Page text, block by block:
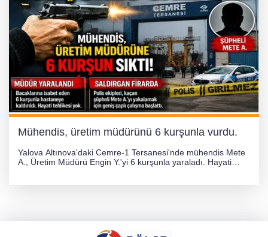
Mühendis, üretim müdürünü 6 kurşunla vurdu.
Yalova Altınova'daki Cemre-1 Tersanesi'nde mühendis Mete
A., Üretim Müdürü Engin Y.'yi 6 kurşunla yaraladı. Hayati